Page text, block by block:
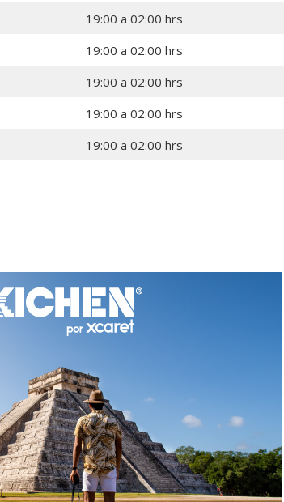
19:00 a 02:00 hrs
19:00 a 02:00 hrs
19:00 a 02:00 hrs
19:00 a 02:00 hrs
19:00 a 02:00 hrs